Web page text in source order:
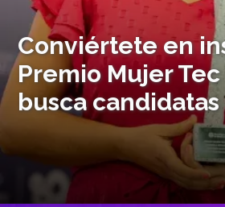
Conviértete en
Premio Mujer Tec
busca candidatas